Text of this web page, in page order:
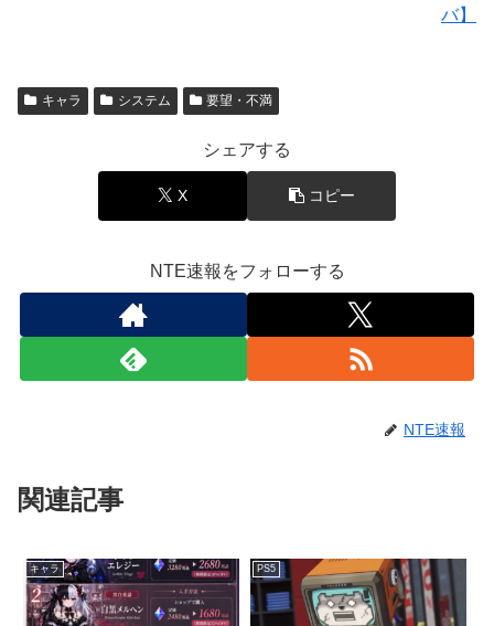
バ】
キャラ システム 要望・不満
シェアする
X コピー
NTE速報をフォローする
NTE速報
関連記事
キャラ PS5